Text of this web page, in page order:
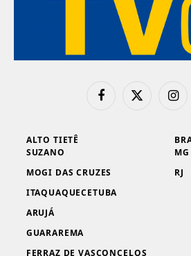
FacebookX
ALTO TIETÊ
SUZANO
MOGI DAS CRUZES
ITAQUAQUECETUBA
ARUJÁ
GUARAREMA
FERRAZ DE VASCONCELOS
MG
RJ